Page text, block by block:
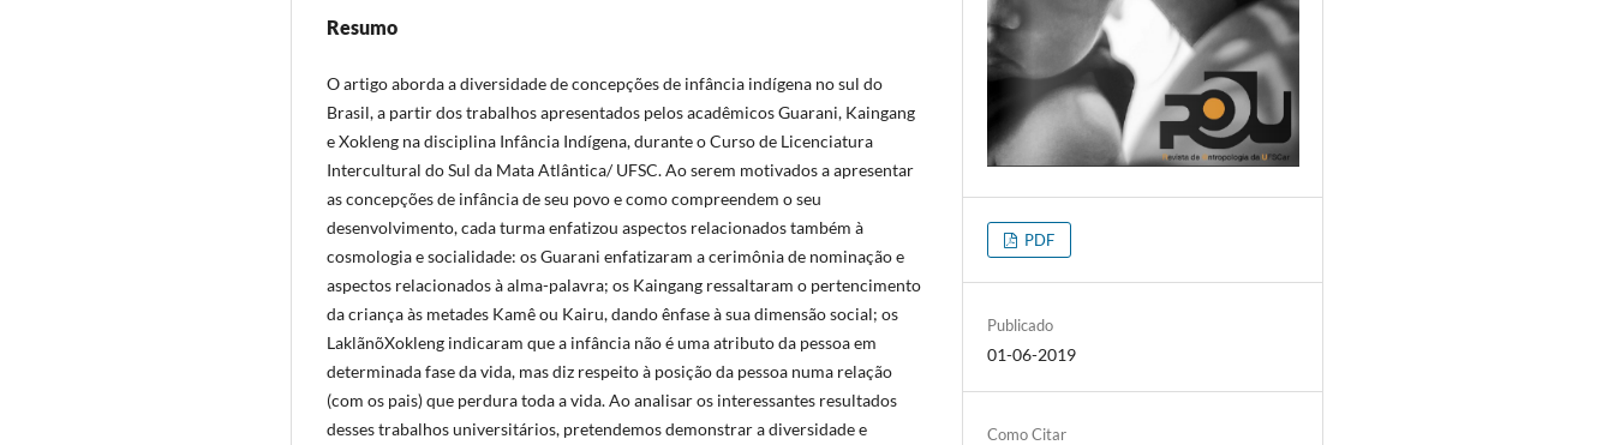
Resumo
O artigo aborda a diversidade de concepções de infância indígena no sul do
Brasil, a partir dos trabalhos apresentados pelos acadêmicos Guarani, Kaingang
e Xokleng na disciplina Infância Indígena, durante o Curso de Licenciatura
Intercultural do Sul da Mata Atlântica/ UFSC. Ao serem motivados a apresentar
as concepções de infância de seu povo e como compreendem o seu
desenvolvimento, cada turma enfatizou aspectos relacionados também à
cosmologia e socialidade: os Guarani enfatizaram a cerimônia de nominação e
aspectos relacionados à alma-palavra; os Kaingang ressaltaram o pertencimento
da criança às metades Kamê ou Kairu, dando ênfase à sua dimensão social; os
LaklãnõXokleng indicaram que a infância não é uma atributo da pessoa em
determinada fase da vida, mas diz respeito à posição da pessoa numa relação
(com os pais) que perdura toda a vida. Ao analisar os interessantes resultados
desses trabalhos universitários, pretendemos demonstrar a diversidade e
PDF
Publicado
01-06-2019
Como Citar